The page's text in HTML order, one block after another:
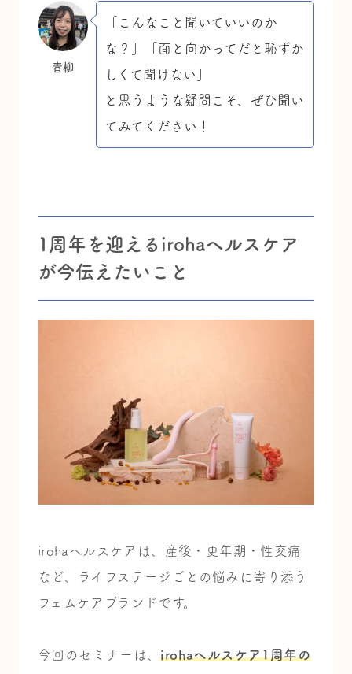
青柳
「こんなこと聞いていいのか
な？」「面と向かってだと恥ずか
しくて聞けない」
と思うような疑問こそ、ぜひ聞い
てみてください！
1周年を迎えるirohaヘルスケア
が今伝えたいこと
irohaヘルスケアは、
産後・更年期・性交痛
など、
ライフステージごとの悩みに寄り添う
フェムケアブランドです。
今回のセミナーは、irohaヘルスケア1周年の